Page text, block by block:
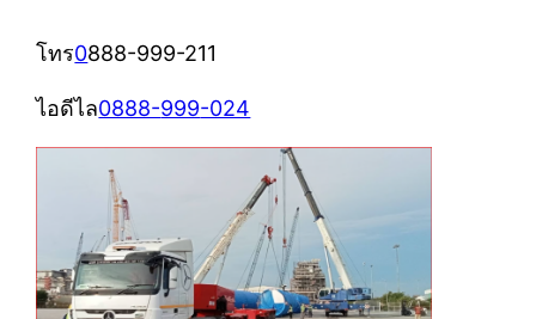
โทร0888-999-211
ไอดีไล0888-999-024